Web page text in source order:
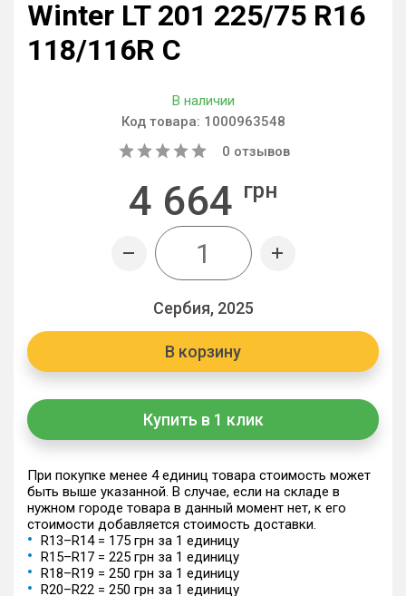
Winter LT 201 225/75 R16
118/116R C
В наличии
Код товара: 1000963548
0 отзывов
4 664 грн
Сербия, 2025
В корзину
Купить в 1 клик
При покупке менее 4 единиц товара стоимость может
быть выше указанной. В случае, если на складе в
нужном городе товара в данный момент нет, к его
стоимости добавляется стоимость доставки.
R13–R14 = 175 грн за 1 единицу
R15–R17 = 225 грн за 1 единицу
R18–R19 = 250 грн за 1 единицу
R20–R22 = 250 грн за 1 единицу